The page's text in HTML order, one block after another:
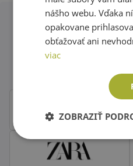
Obľúbené
nášho webu. Vďaka
opakovane
obťažovať ani
viac
ZOBRAZIŤ